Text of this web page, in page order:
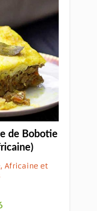
de Bobotie
Africaine et